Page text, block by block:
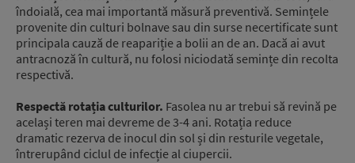
îndoială, cea mai importantă măsură preventivă. Semințele
provenite din culturi bolnave sau din surse necertificate sunt
principala cauză de reapariție a bolii an de an. Dacă ai avut
antracnoză în cultură, nu folosi niciodată semințe din recolta
respectivă.
Respectă rotația culturilor. Fasolea nu ar trebui să revină pe
același teren mai devreme de 3-4 ani. Rotația reduce
dramatic rezerva de inocul din sol și din resturile vegetale,
întrerupând ciclul de infecție al ciupercii.